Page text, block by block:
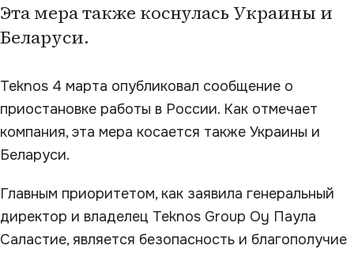
Эта мера также коснулась Украины и
Беларуси.
Teknos 4 марта опубликовал сообщение о
приостановке работы в России. Как отмечает
компания, эта мера косается также Украины и
Беларуси.
Главным приоритетом, как заявила генеральный
директор и владелец Teknos Group Oy Паула
Саластие, является безопасность и благополучие